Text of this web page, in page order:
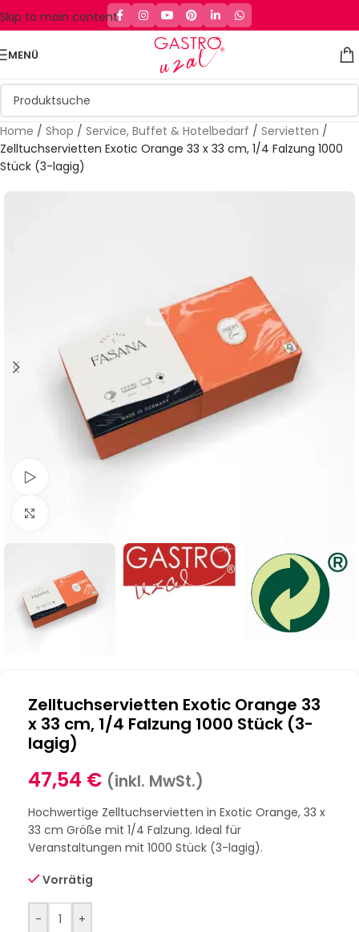
Skip to main content
MENÜ
Home / Shop / Service, Buffet & Hotelbedarf / Servietten /
Zelltuchservietten Exotic Orange 33 x 33 cm, 1/4 Falzung 1000
Stück (3-lagig)
Zelltuchservietten Exotic Orange 33
x 33 cm, 1/4 Falzung 1000 Stück (3-
lagig)
47,54 € (inkl. MwSt.)
Hochwertige Zelltuchservietten in Exotic Orange, 33 x
33 cm Größe mit 1/4 Falzung. Ideal für
Veranstaltungen mit 1000 Stück (3-lagig).
Vorrätig
- +